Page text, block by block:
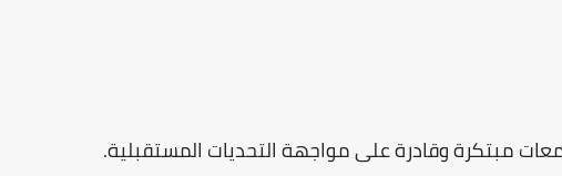
مبتكرة وقادرة على مواجهة التحديات المستقبلية.